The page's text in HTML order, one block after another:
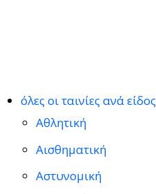
όλες οι ταινίες ανά είδος
Αθλητική
Αισθηματική
Αστυνομική